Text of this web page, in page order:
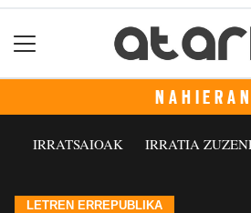
NAHIERAN
IRRATSAIOAK IRRATIA
LETREN ERREPUBLIKA